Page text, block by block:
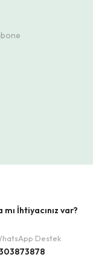
mı İhtiyacınız var?
Destek